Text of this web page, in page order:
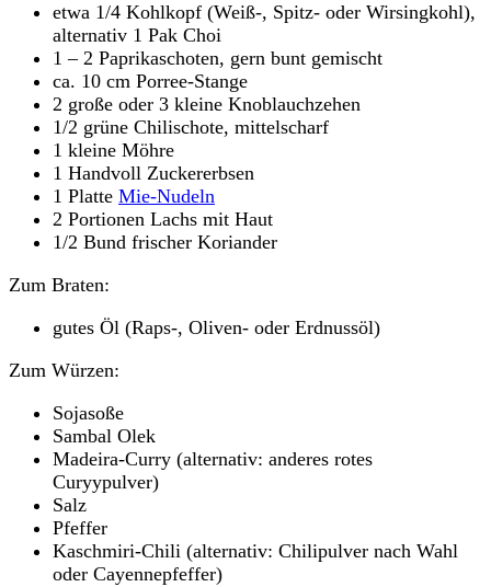
etwa 1/4 Kohlkopf (Weiß-, Spitz- oder Wirsingkohl),
alternativ 1 Pak Choi
1 – 2 Paprikaschoten, gern bunt gemischt
ca. 10 cm Porree-Stange
2 große oder 3 kleine Knoblauchzehen
1/2 grüne Chilischote, mittelscharf
1 kleine Möhre
1 Handvoll Zuckererbsen
1 Platte Mie-Nudeln
2 Portionen Lachs mit Haut
1/2 Bund frischer Koriander
Zum Braten:
gutes Öl (Raps-, Oliven- oder Erdnussöl)
Zum Würzen:
Sojasoße
Sambal Olek
Madeira-Curry (alternativ: anderes rotes
Curyypulver)
Salz
Pfeffer
Kaschmiri-Chili (alternativ: Chilipulver nach Wahl
oder Cayennepfeffer)